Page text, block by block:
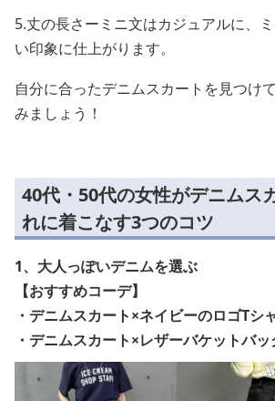
5.丈の長さーミニ文はカジュアルに、
い印象に仕上がります。
自分に合ったデニムスカートを見つけ
みましょう！
40代・50代の女性がデニムス
れに着こなす3つのコツ
1、大人っぽいデニムを選ぶ
【おすすめコーデ】
・デニムスカート×ネイビーのロゴTシ
・デニムスカート×レザーバケットバッ